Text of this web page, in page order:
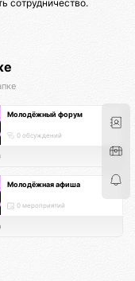
сотрудничество.
Молодёжный форум
0 обсуждений
Молодёжная афиша
0 мероприятий